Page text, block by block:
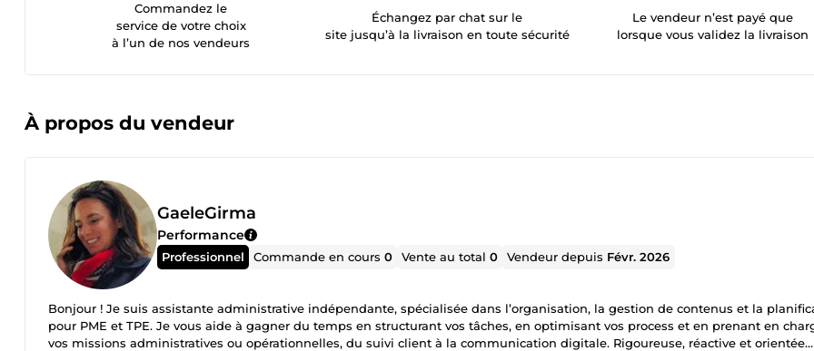
Commandez le
service de votre choix
à l’un de nos vendeurs
Échangez par chat sur le
site jusqu’à la livraison en toute sécurité
Le vendeur n’est payé que
lorsque vous validez la livraison
À propos du vendeur
GaeleGirma
Performance
Professionnel Commande en cours0 Vente au total0 Vendeur depuis Févr. 2026
Bonjour ! Je suis assistante administrative indépendante, spécialisée dans l’organisation, la gestion de contenus et la
pour PME et TPE. Je vous aide à gagner du temps en structurant vos tâches, en optimisant vos process et en prenant en
vos missions administratives ou opérationnelles, du suivi client à la communication digitale. Rigoureuse, réactive et orientée